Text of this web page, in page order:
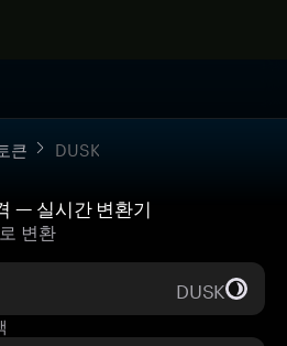
큰 DUSK
— 실시간 변환기
변환
DUSK